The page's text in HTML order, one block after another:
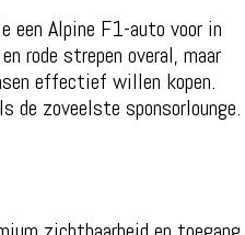
een Alpine F1-auto voor in
rode strepen overal, maar
effectief willen kopen.
de zoveelste sponsorlounge.